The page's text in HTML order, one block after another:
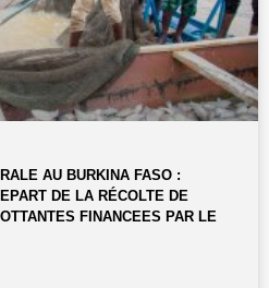
AU BURKINA FASO :
DE LA RÉCOLTE DE
FINANCEES PAR LE